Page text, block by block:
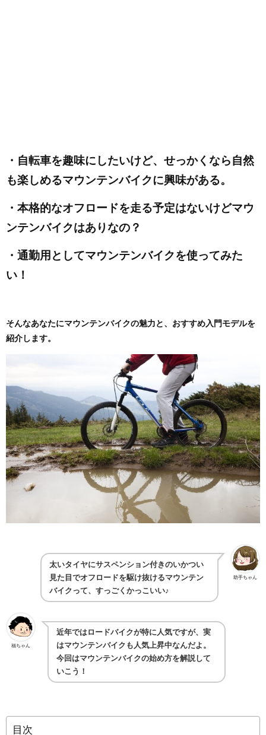
・自転車を趣味にしたいけど、せっかくなら自然
も楽しめるマウンテンバイクに興味がある。
・本格的なオフロードを走る予定はないけどマウ
ンテンバイクはありなの？
・通勤用としてマウンテンバイクを使ってみた
い！
そんなあなたにマウンテンバイクの魅力と、おすすめ入門モデルを
紹介します。
助手ちゃん
太いタイヤにサスペンション付きのいかつい
見た目でオフロードを駆け抜けるマウンテン
バイクって、すっごくかっこいい♪
福ちゃん
近年ではロードバイクが特に人気ですが、実
はマウンテンバイクも人気上昇中なんだよ。
今回はマウンテンバイクの始め方を解説して
いこう！
目次